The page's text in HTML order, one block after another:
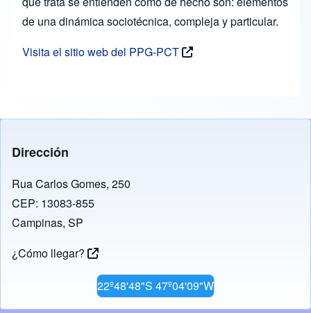
de una dinámica sociotécnica, compleja y particular.
Visita el sitio web del PPG-PCT
Dirección
Rua Carlos Gomes, 250
CEP: 13083-855
Campinas, SP
¿Cómo llegar?
22º48'48"S 47º04'09"W